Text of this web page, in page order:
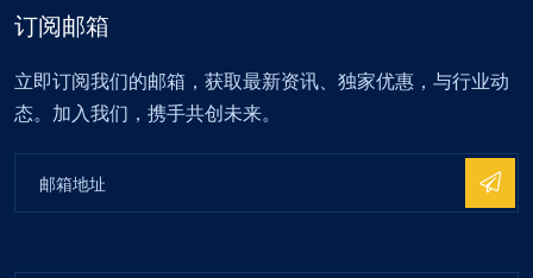
订阅邮箱
立即订阅我们的邮箱，获取最新资讯、独家优惠，与行业动
态。加入我们，携手共创未来。